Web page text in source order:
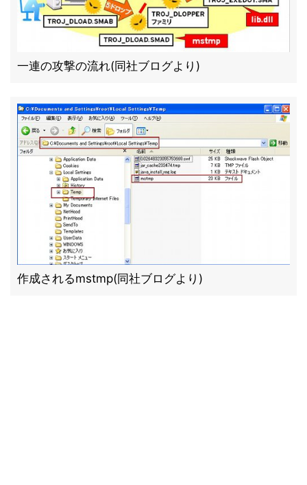
一連の攻撃の流れ(同社ブログより)
作成されるmstmp(同社ブログより)